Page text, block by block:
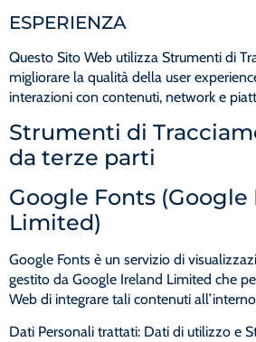
ESPERIENZA
Questo Sito Web utilizza Strumenti di
migliorare la qualità della user
interazioni con contenuti, network e
Strumenti di
da terze parti
Google Fonts (Google
Limited)
Google Fonts è un servizio di
gestito da Google Ireland Limited che
Web di integrare tali contenuti
Dati Personali trattati: Dati di utilizzo e